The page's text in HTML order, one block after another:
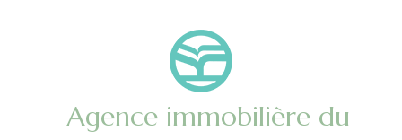
Agence immobilière du